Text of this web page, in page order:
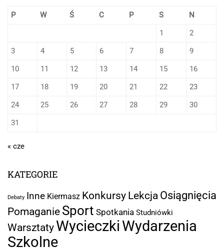
P W Ś C P S
N
1
2
3
4 5 6 7 8
9
10
11 12 13 14 15
16
17
18 19 20 21 22
23
24
25 26 27 28 29
30
31
« cze
KATEGORIE
Debaty Inne Kiermasz Konkursy Lekcja Osiągnięcia
Pomaganie Sport Spotkania Studniówki
Warsztaty Wycieczki Wydarzenia
Szkolne